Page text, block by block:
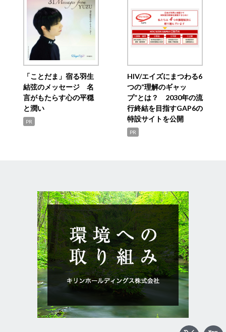
「ことだま」宿る羽生
結弦のメッセージ 名
言がもたらす心の平穏
と潤い
PR
HIV/エイズにまつわる6
つの“理解のギャッ
プ”とは？ 2030年の流
行終結を目指すGAP6の
特設サイトを公開
PR